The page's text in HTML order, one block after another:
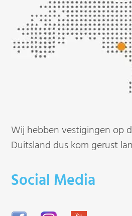
Wij hebben vestigingen op
Duitsland dus kom gerust
Social Media